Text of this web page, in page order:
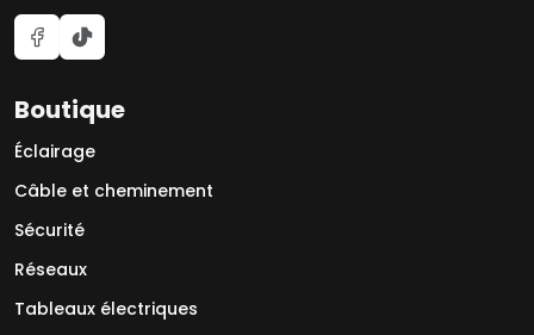
Boutique
Éclairage
Câble et cheminement
Sécurité
Réseaux
Tableaux électriques